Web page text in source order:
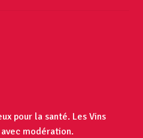
pour la santé. Les Vins
modération.